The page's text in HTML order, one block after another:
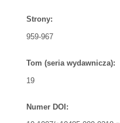
Strony:
959-967
Tom (seria wydawnicza):
19
Numer DOI: